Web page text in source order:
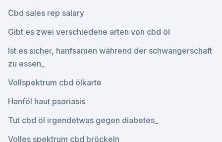
Cbd sales rep salary
Gibt es zwei verschiedene arten von cbd öl
Ist es sicher, hanfsamen während der schwangerschaft
zu essen_
Vollspektrum cbd ölkarte
Hanföl haut psoriasis
Tut cbd öl irgendetwas gegen diabetes_
Volles spektrum cbd bröckeln